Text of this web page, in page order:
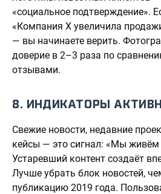
«социальное подтверждение».
«Компания X увеличила
— вы начинаете верить.
доверие в 2–3 раза по
отзывами.
8. ИНДИКАТОРЫ
Свежие новости, недавние
кейсы — это сигнал: «Мы живём
Устаревший контент создаёт
Лучше убрать блок новостей,
публикацию 2019 года.